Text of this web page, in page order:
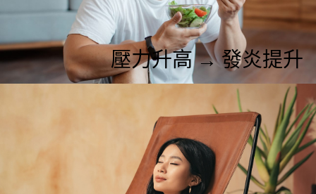
壓力升高 → 發炎提升